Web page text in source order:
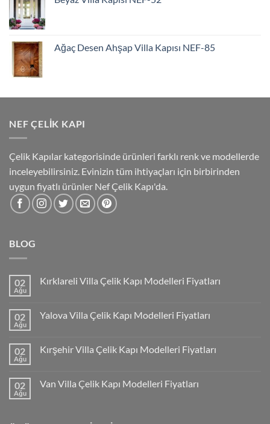
Ağaç Desen Ahşap Villa Kapısı NEF-85
NEF ÇELIK KAPI
Çelik Kapılar kategorisinde ürünleri farklı renk ve modellerde
inceleyebilirsiniz. Evinizin tüm ihtiyaçları için birbirinden
uygun fiyatlı ürünler Nef Çelik Kapı'da.
BLOG
02
Ağu
Kırklareli Villa Çelik Kapı Modelleri Fiyatları
02
Ağu
Yalova Villa Çelik Kapı Modelleri Fiyatları
02
Ağu
Kırşehir Villa Çelik Kapı Modelleri Fiyatları
02
Ağu
Van Villa Çelik Kapı Modelleri Fiyatları